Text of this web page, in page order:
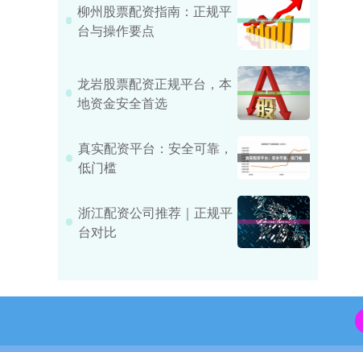
柳州股票配资指南：正规平
台与操作要点
龙岩股票配资正规平台，本
地资金安全首选
真实配资平台：安全可靠，
低门槛
浙江配资公司推荐｜正规平
台对比